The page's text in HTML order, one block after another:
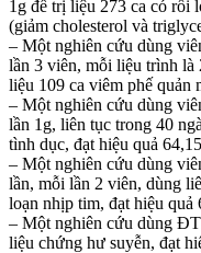
1g để trị liệu 273 ca có rối
(giảm cholesterol và
– Một nghiên cứu dùng
lần 3 viên, mỗi liệu trình là
liệu 109 ca viêm phế quản
– Một nghiên cứu dùng
lần 1g, liên tục trong 40
tình dục, đạt hiệu quả
– Một nghiên cứu dùng
lần, mỗi lần 2 viên, dùng
loạn nhịp tim, đạt hiệu quả
– Một nghiên cứu dùng
liệu chứng hư suyễn, đạt